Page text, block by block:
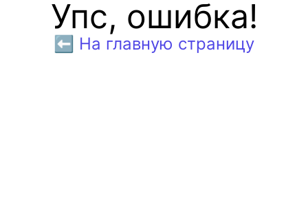
Упс, ошибка!
⬅️ На главную страницу